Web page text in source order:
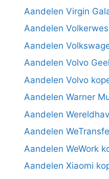
Aandelen Virgin
Aandelen
Aandelen
Aandelen Volvo
Aandelen Volvo
Aandelen Warner
Aandelen
Aandelen
Aandelen WeWork
Aandelen Xiaomi